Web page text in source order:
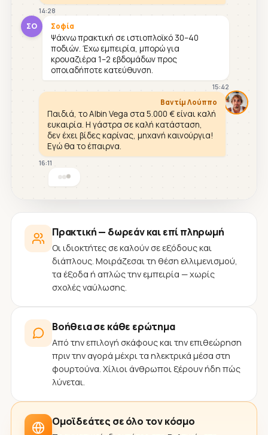
14:28
ΣΟ Σοφία
Ψάχνω πρακτική σε ιστιοπλοϊκό 30–40
ποδιών. Έχω εμπειρία, μπορώ για
κρουαζιέρα 1–2 εβδομάδων προς
οποιαδήποτε κατεύθυνση.
15:42
Βαντίμ Λούππο
Παιδιά, το Albin Vega στα 5.000 € είναι καλή
ευκαιρία. Η γάστρα σε καλή κατάσταση,
δεν έχει βίδες καρίνας, μηχανή καινούργια!
Εγώ θα το έπαιρνα.
16:11
Πρακτική — δωρεάν και επί πληρωμή
Οι ιδιοκτήτες σε καλούν σε εξόδους και
διάπλους. Μοιράζεσαι τη θέση ελλιμενισμού,
τα έξοδα ή απλώς την εμπειρία — χωρίς
σχολές ναύλωσης.
Βοήθεια σε κάθε ερώτημα
Από την επιλογή σκάφους και την επιθεώρηση
πριν την αγορά μέχρι τα ηλεκτρικά μέσα στη
φουρτούνα. Χίλιοι άνθρωποι ξέρουν ήδη πώς
λύνεται.
Ομοϊδεάτες σε όλο τον κόσμο